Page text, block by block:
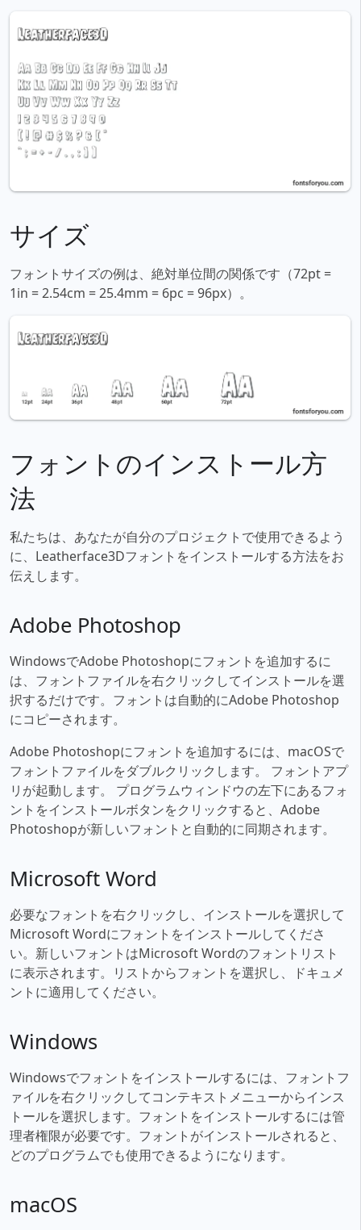
サイズ
フォントサイズの例は、絶対単位間の関係です（72pt =
1in = 2.54cm = 25.4mm = 6pc = 96px）。
フォントのインストール方
法
私たちは、あなたが自分のプロジェクトで使用できるよう
に、Leatherface3Dフォントをインストールする方法をお
伝えします。
Adobe Photoshop
WindowsでAdobe Photoshopにフォントを追加するに
は、フォントファイルを右クリックしてインストールを選
択するだけです。フォントは自動的にAdobe Photoshop
にコピーされます。
Adobe Photoshopにフォントを追加するには、macOSで
フォントファイルをダブルクリックします。 フォントアプ
リが起動します。 プログラムウィンドウの左下にあるフォ
ントをインストールボタンをクリックすると、Adobe
Photoshopが新しいフォントと自動的に同期されます。
Microsoft Word
必要なフォントを右クリックし、インストールを選択して
Microsoft Wordにフォントをインストールしてくださ
い。新しいフォントはMicrosoft Wordのフォントリスト
に表示されます。リストからフォントを選択し、ドキュメ
ントに適用してください。
Windows
Windowsでフォントをインストールするには、フォントフ
ァイルを右クリックしてコンテキストメニューからインス
トールを選択します。フォントをインストールするには管
理者権限が必要です。フォントがインストールされると、
どのプログラムでも使用できるようになります。
macOS